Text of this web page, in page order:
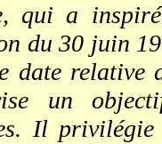
qui a
du 30 juin
date relative
un
Il